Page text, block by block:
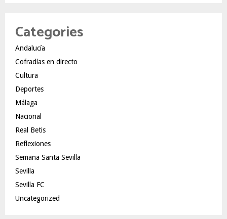
Categories
Andalucía
Cofradías en directo
Cultura
Deportes
Málaga
Nacional
Real Betis
Reflexiones
Semana Santa Sevilla
Sevilla
Sevilla FC
Uncategorized